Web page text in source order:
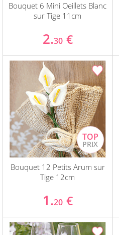
Bouquet 6 Mini Oeillets Blanc
sur Tige 11cm
2.30 €
Bouquet 12 Petits Arum sur
Tige 12cm
1.20 €